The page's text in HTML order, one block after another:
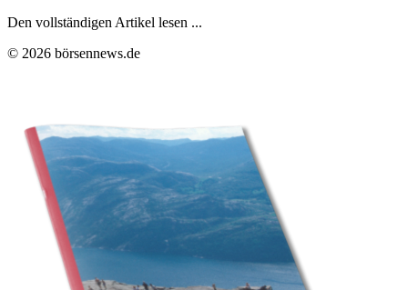
Den vollständigen Artikel lesen ...
© 2026 börsennews.de